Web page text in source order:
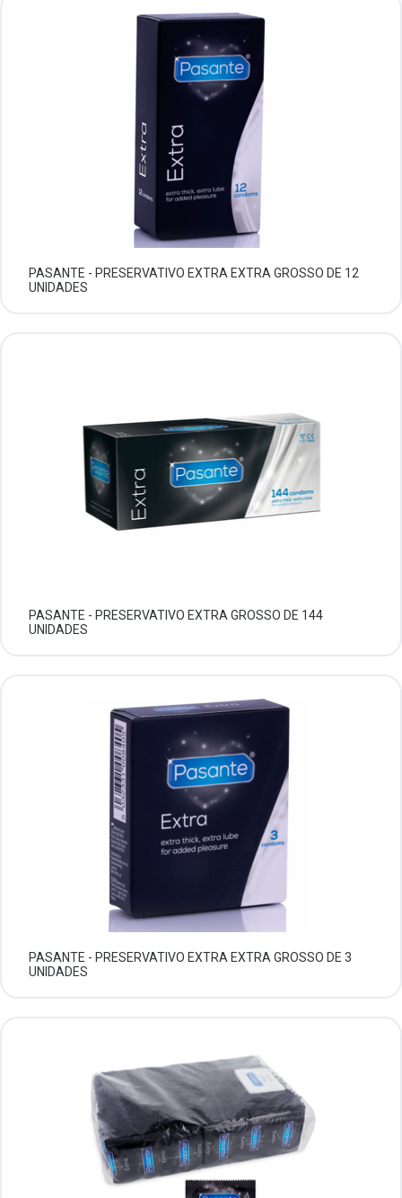
PASANTE - PRESERVATIVO EXTRA EXTRA GROSSO DE 12
UNIDADES
PASANTE - PRESERVATIVO EXTRA GROSSO DE 144
UNIDADES
PASANTE - PRESERVATIVO EXTRA EXTRA GROSSO DE 3
UNIDADES